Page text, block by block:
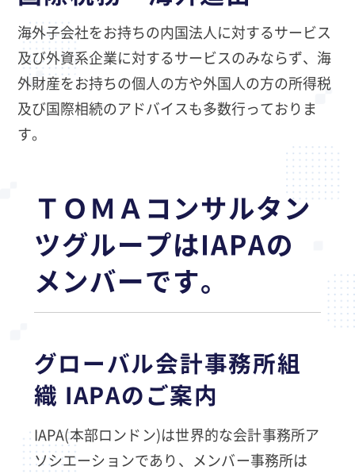
海外子会社をお持ちの内国法人に対するサービス
及び外資系企業に対するサービスのみならず、海
外財産をお持ちの個人の方や外国人の方の所得税
及び国際相続のアドバイスも多数行っておりま
す。
ＴＯＭＡコンサルタン
ツグループはIAPAの
メンバーです。
グローバル会計事務所組
織 IAPAのご案内
IAPA(本部ロンドン)は世界的な会計事務所ア
ソシエーションであり、メンバー事務所は